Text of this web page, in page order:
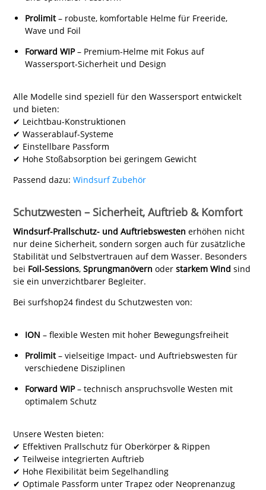
Prolimit– robuste, komfortable Helme für Freeride,
Wave und Foil
Forward WIP– Premium-Helme mit Fokus auf
Wassersport-Sicherheit und Design
Alle Modelle sind speziell für den Wassersport entwickelt
und bieten:
✔ Leichtbau-Konstruktionen
✔ Wasserablauf-Systeme
✔ Einstellbare Passform
✔ Hohe Stoßabsorption bei geringem Gewicht
Passend dazu: Windsurf Zubehör
Schutzwesten – Sicherheit, Auftrieb & Komfort
Windsurf-Prallschutz- und Auftriebswesten erhöhen nicht
nur deine Sicherheit, sondern sorgen auch für zusätzliche
Stabilität und Selbstvertrauen auf dem Wasser. Besonders
bei Foil-Sessions, Sprungmanövern oder starkem Wind sind
sie ein unverzichtbarer Begleiter.
Bei surfshop24 findest du Schutzwesten von:
ION – flexible Westen mit hoher Bewegungsfreiheit
Prolimit– vielseitige Impact- und Auftriebswesten für
verschiedene Disziplinen
Forward WIP– technisch anspruchsvolle Westen mit
optimalem Schutz
Unsere Westen bieten:
✔ Effektiven Prallschutz für Oberkörper & Rippen
✔ Teilweise integrierten Auftrieb
✔ Hohe Flexibilität beim Segelhandling
✔ Optimale Passform unter Trapez oder Neoprenanzug